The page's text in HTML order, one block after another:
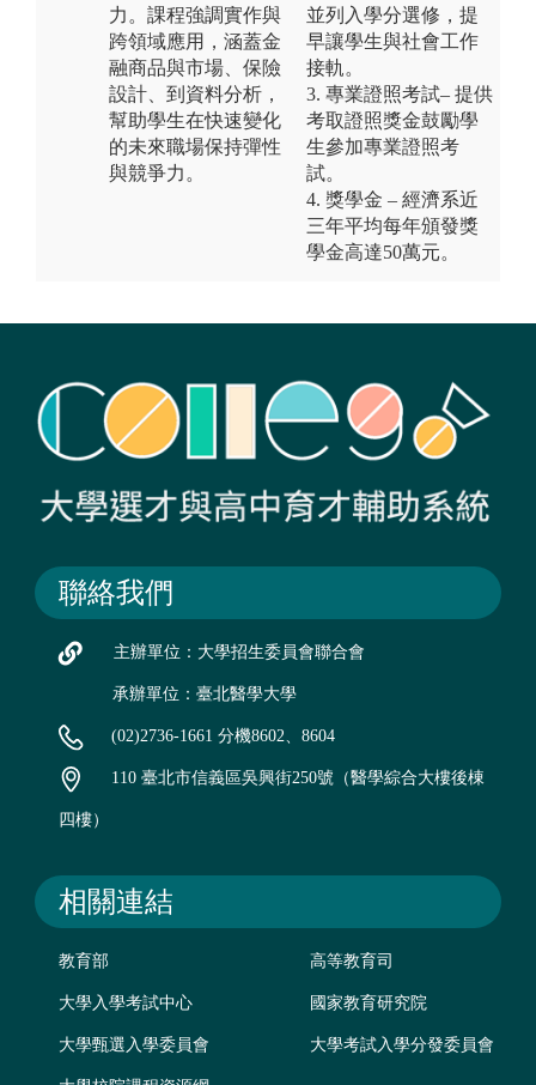
力。課程強調實作與
跨領域應用，涵蓋金
融商品與市場、保險
設計、到資料分析，
幫助學生在快速變化
的未來職場保持彈性
與競爭力。
並列入學分選修，提
早讓學生與社會工作
接軌。
3. 專業證照考試– 提供
考取證照獎金鼓勵學
生參加專業證照考
試。
4. 獎學金 – 經濟系近
三年平均每年頒發獎
學金高達50萬元。
聯絡我們
主辦單位：大學招生委員會聯合會
承辦單位：臺北醫學大學
(02)2736-1661 分機8602、8604
110 臺北市信義區吳興街250號（醫學綜合大樓後棟
四樓）
相關連結
教育部 高等教育司
大學入學考試中心 國家教育研究院
大學甄選入學委員會 大學考試入學分發委員會